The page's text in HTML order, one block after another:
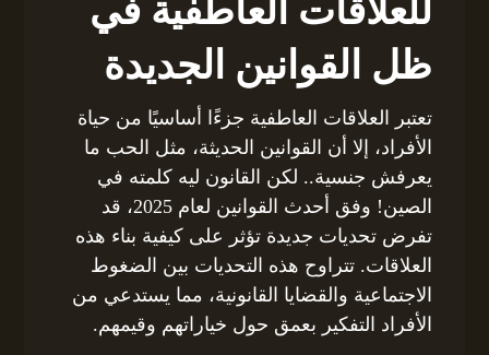
للعلاقات العاطفية في
ظل القوانين الجديدة
تعتبر العلاقات العاطفية جزءًا أساسيًا من حياة
الأفراد، إلا أن القوانين الحديثة، مثل الحب ما
يعرفش جنسية.. لكن القانون ليه كلمته في
الصين! وفق أحدث القوانين لعام 2025، قد
تفرض تحديات جديدة تؤثر على كيفية بناء هذه
العلاقات. تتراوح هذه التحديات بين الضغوط
الاجتماعية والقضايا القانونية، مما يستدعي من
الأفراد التفكير بعمق حول خياراتهم وقيمهم.